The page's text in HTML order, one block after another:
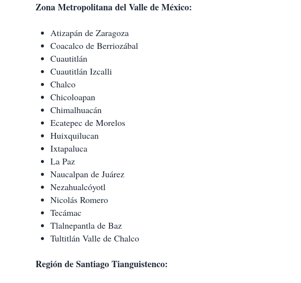
Zona Metropolitana del Valle de México:
Atizapán de Zaragoza
Coacalco de Berriozábal
Cuautitlán
Cuautitlán Izcalli
Chalco
Chicoloapan
Chimalhuacán
Ecatepec de Morelos
Huixquilucan
Ixtapaluca
La Paz
Naucalpan de Juárez
Nezahualcóyotl
Nicolás Romero
Tecámac
Tlalnepantla de Baz
Tultitlán Valle de Chalco
Región de Santiago Tianguistenco: